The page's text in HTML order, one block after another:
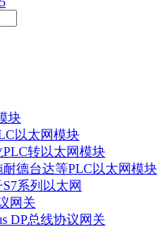
块
以太网模块
PLC转以太网模块
耐德台达等PLC以太网模块
系列以太网
网关
DP总线协议网关